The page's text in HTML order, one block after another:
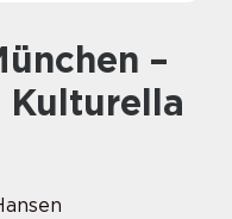
Kulturella